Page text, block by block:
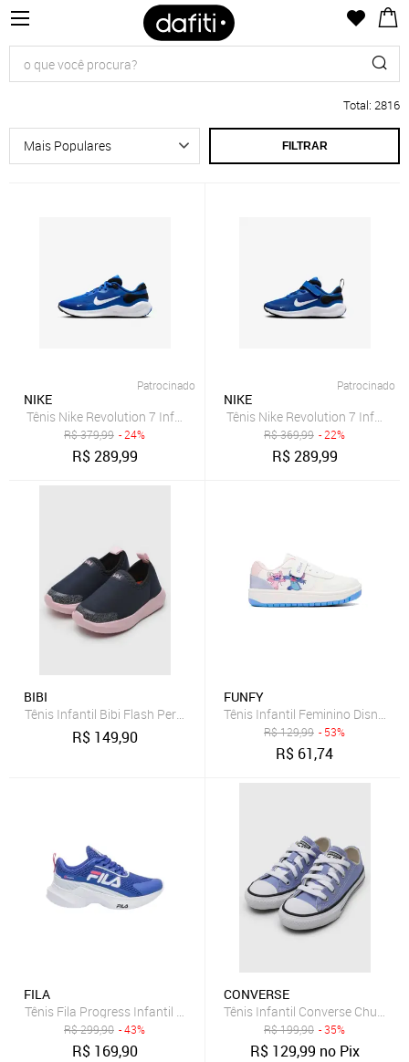
Total: 2816
FILTRAR
Patrocinado
NIKE
Tênis Nike Revolution 7 Infantil
R$379,99 - 24%
R$289,99
Patrocinado
NIKE
Tênis Nike Revolution 7 Infantil
R$369,99 - 22%
R$289,99
BIBI
Tênis Infantil Bibi Flash Performance Azul Marinho
R$ 149,90
FUNFY
R$129,99 - 53%
R$ 61,74
FILA
Tênis Fila Progress Infantil - Azul - Fila
R$299,90 - 43%
R$ 169,90
CONVERSE
Tênis Infantil Converse Chuck
R$199,90 - 35%
R$ 129,99 no Pix